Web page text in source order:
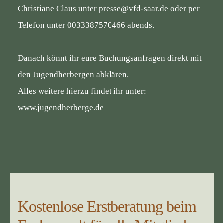
Christiane Claus unter presse@vfd-saar.de oder per
Telefon unter 0033387570466 abends.
Danach könnt ihr eure Buchungsanfragen direkt mit
den Jugendherbergen abklären.
Alles weitere hierzu findet ihr unter:
www.jugendherberge.de
Kostenlose Erstberatung beim